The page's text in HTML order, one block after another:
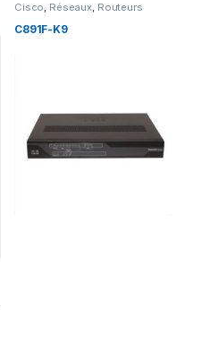
Cisco Réseaux Routeurs
C891F-K9